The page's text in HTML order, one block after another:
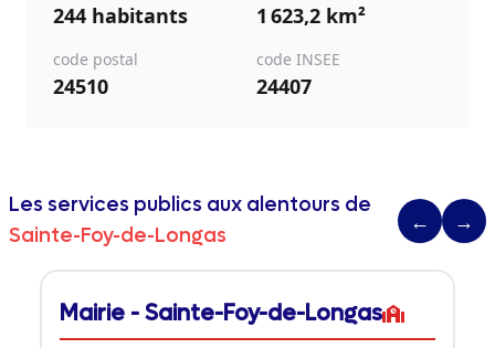
244 habitants 1 623,2 km²
code postal
24510
code INSEE
24407
Les services publics aux alentours de
Sainte-Foy-de-Longas
← →
Mairie - Sainte-Foy-de-Longas